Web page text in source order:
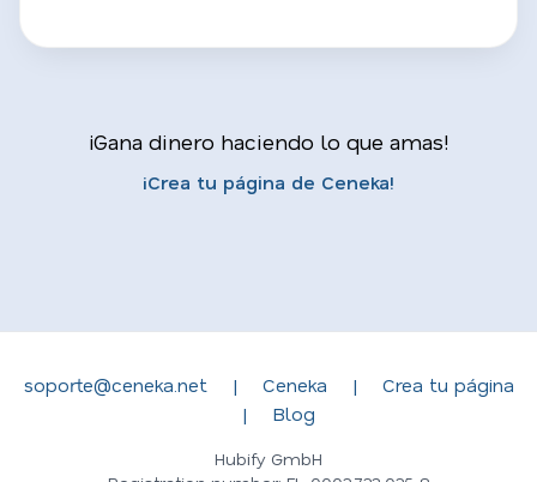
¡Gana dinero haciendo lo que amas!
¡Crea tu página de Ceneka!
soporte@ceneka.net | Ceneka |
Crea tu página
|
Blog
Hubify GmbH